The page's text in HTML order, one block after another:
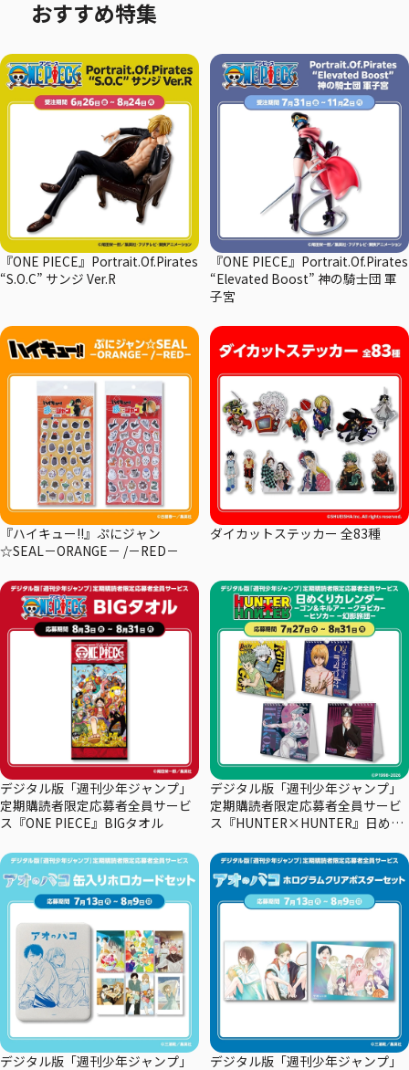
おすすめ特集
『ONE PIECE』Portrait.Of.Pirates
“S.O.C” サンジ Ver.R
『ONE PIECE』Portrait.Of.Pirates
“Elevated Boost” 神の騎士団 軍
子宮
『ハイキュー!!』ぷにジャン
☆SEAL－ORANGE－ /－RED－
ダイカットステッカー 全83種
デジタル版「週刊少年ジャンプ」
定期購読者限定応募者全員サービ
ス『ONE PIECE』BIGタオル
デジタル版「週刊少年ジャンプ」
定期購読者限定応募者全員サービ
ス『HUNTER×HUNTER』日めく
デジタル版「週刊少年ジャンプ」
デジタル版「週刊少年ジャンプ」